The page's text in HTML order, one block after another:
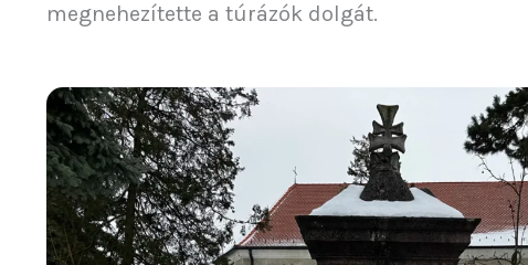
megnehezítette a túrázók dolgát.